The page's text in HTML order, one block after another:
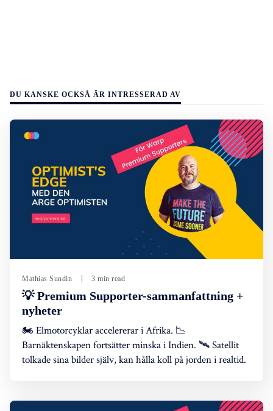
DU KANSKE OCKSÅ ÄR INTRESSERAD AV
Mathias Sundin 3 min read
💡 Premium Supporter-sammanfattning +
nyheter
🏍️ Elmotorcyklar accelererar i Afrika. 📉
Barnäktenskapen fortsätter minska i Indien. 🛰️ Satellit
tolkade sina bilder själv, kan hålla koll på jorden i realtid.